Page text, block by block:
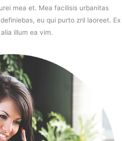
mea et. Mea facilisis urbanitas
eu qui purto zril laoreet. Ex
illum ea vim.